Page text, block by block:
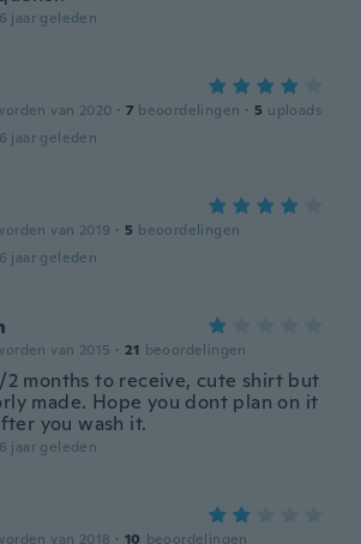
jaar geleden
van 2020 · 7 beoordelingen · 5 uploads
jaar geleden
van 2019 · 5 beoordelingen
jaar geleden
van 2015 · 21 beoordelingen
2 months to receive, cute shirt but
made. Hope you dont plan on it
you wash it.
jaar geleden
van 2018 · 10 beoordelingen